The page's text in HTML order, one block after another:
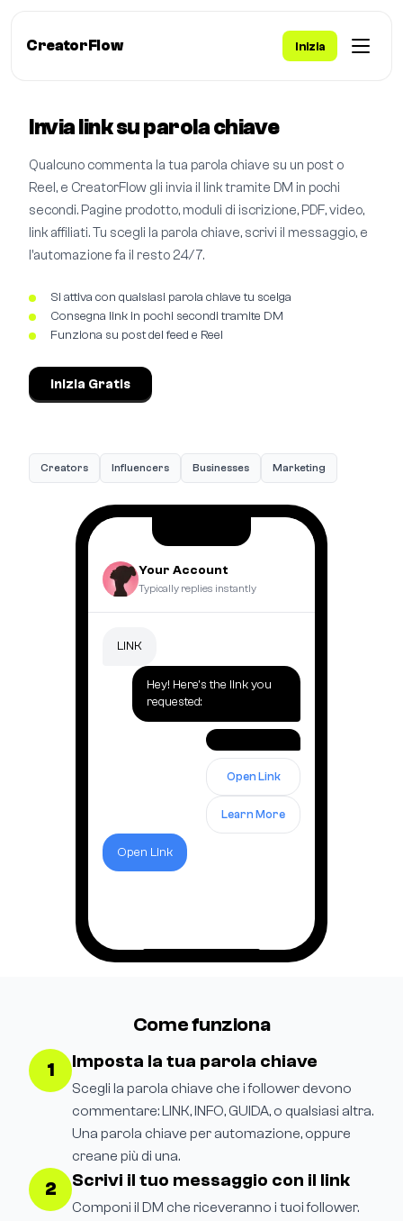
CreatorFlow Inizia
Invia link su parola chiave
Qualcuno commenta la tua parola chiave su un post o
Reel, e CreatorFlow gli invia il link tramite DM in pochi
secondi. Pagine prodotto, moduli di iscrizione, PDF, video,
link affiliati. Tu scegli la parola chiave, scrivi il messaggio, e
l'automazione fa il resto 24/7.
Si attiva con qualsiasi parola chiave tu scelga
Consegna link in pochi secondi tramite DM
Funziona su post del feed e Reel
Inizia Gratis
Creators Influencers Businesses Marketing
Your Account
Typically replies instantly
LINK
Hey! Here's the link you
requested:
Open Link
Learn More
Open Link
Come funziona
1 Imposta la tua parola chiave
Scegli la parola chiave che i follower devono
commentare: LINK, INFO, GUIDA, o qualsiasi altra.
Una parola chiave per automazione, oppure
creane più di una.
2 Scrivi il tuo messaggio con il link
Componi il DM che riceveranno i tuoi follower.